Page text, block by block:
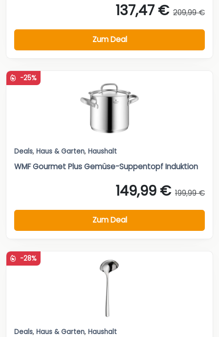
137,47 € 209,99 €
Zum Deal
-25%
Deals, Haus & Garten, Haushalt
WMF Gourmet Plus Gemüse-Suppentopf Induktion
149,99 € 199,99 €
Zum Deal
-28%
Deals, Haus & Garten, Haushalt